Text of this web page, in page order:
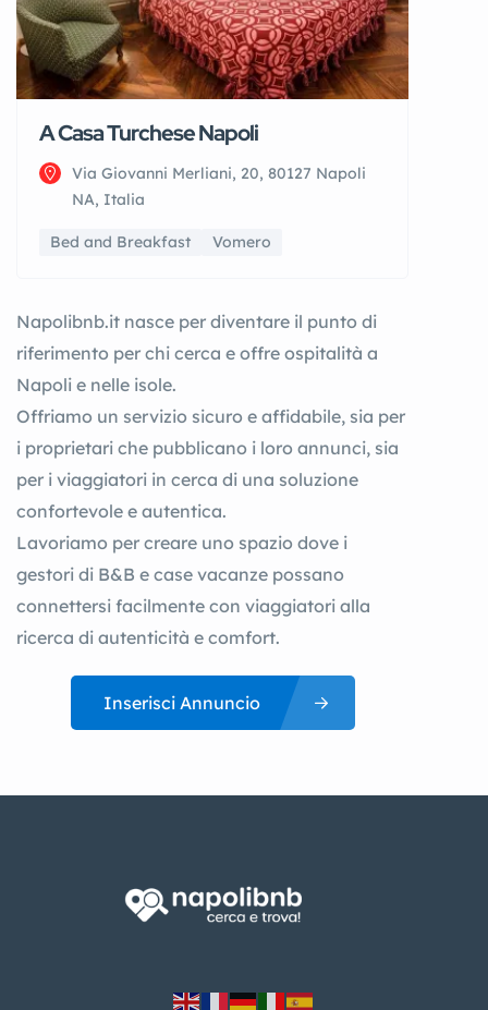
A Casa Turchese Napoli
Via Giovanni Merliani, 20, 80127 Napoli
NA, Italia
Bed and Breakfast Vomero
Napolibnb.it nasce per diventare il punto di
riferimento per chi cerca e offre ospitalità a
Napoli e nelle isole.
Offriamo un servizio sicuro e affidabile, sia per
i proprietari che pubblicano i loro annunci, sia
per i viaggiatori in cerca di una soluzione
confortevole e autentica.
Lavoriamo per creare uno spazio dove i
gestori di B&B e case vacanze possano
connettersi facilmente con viaggiatori alla
ricerca di autenticità e comfort.
Inserisci Annuncio